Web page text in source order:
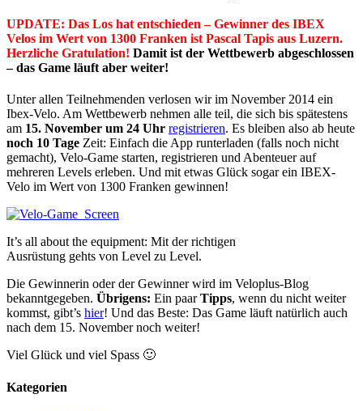
UPDATE: Das Los hat entschieden – Gewinner des IBEX
Velos im Wert von 1300 Franken ist Pascal Tapis aus Luzern.
Herzliche Gratulation! Damit ist der Wettbewerb abgeschlossen
– das Game läuft aber weiter!
Unter allen Teilnehmenden verlosen wir im November 2014 ein
Ibex-Velo. Am Wettbewerb nehmen alle teil, die sich bis spätestens
am 15. November um 24 Uhr registrieren. Es bleiben also ab heute
noch 10 Tage Zeit: Einfach die App runterladen (falls noch nicht
gemacht), Velo-Game starten, registrieren und Abenteuer auf
mehreren Levels erleben. Und mit etwas Glück sogar ein IBEX-
Velo im Wert von 1300 Franken gewinnen!
It’s all about the equipment: Mit der richtigen
Ausrüstung gehts von Level zu Level.
Die Gewinnerin oder der Gewinner wird im Veloplus-Blog
bekanntgegeben. Übrigens: Ein paarTipps, wenn du nicht weiter
kommst, gibt’s hier! Und das Beste: Das Game läuft natürlich auch
nach dem 15. November noch weiter!
Viel Glück und viel Spass 🙂
Kategorien